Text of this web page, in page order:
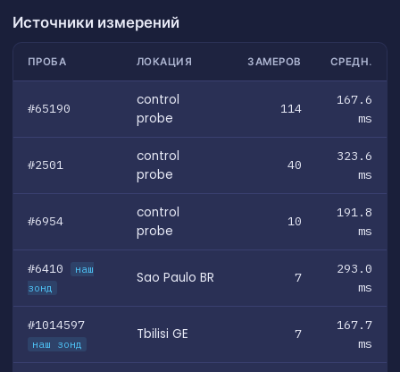
Источники измерений
ПРОБА ЛОКАЦИЯ ЗАМЕРОВ СРЕДН.
#65190
control
probe
114
167.6
ms
#2501
control
probe
40
323.6
ms
#6954
control
probe
10
191.8
ms
#6410
наш
зонд
Sao Paulo BR 7
293.0
ms
#1014597
наш зонд
Tbilisi GE 7
167.7
ms